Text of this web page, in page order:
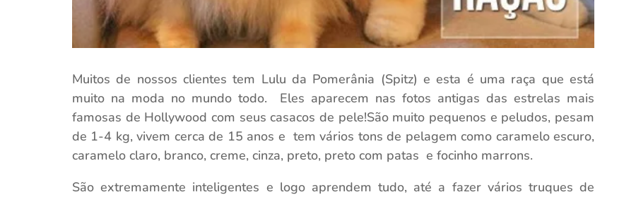
Muitos de nossos clientes tem Lulu da Pomerânia (Spitz) e esta é uma raça que está
muito na moda no mundo todo. Eles aparecem nas fotos antigas das estrelas mais
famosas de Hollywood com seus casacos de pele!São muito pequenos e peludos, pesam
de 1-4 kg, vivem cerca de 15 anos e tem vários tons de pelagem como caramelo escuro,
caramelo claro, branco, creme, cinza, preto, preto com patas e focinho marrons.
São extremamente inteligentes e logo aprendem tudo, até a fazer vários truques de